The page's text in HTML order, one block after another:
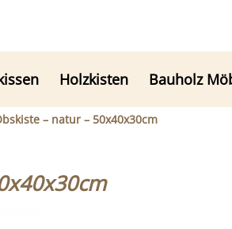
Holzkisten Bauholz
– natur – 50x40x30cm